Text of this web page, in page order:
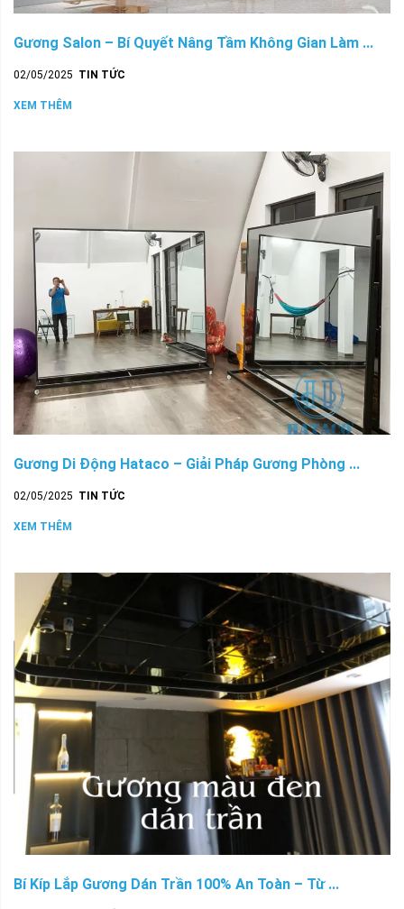
Gương Salon – Bí Quyết Nâng Tầm Không Gian Làm ...
02/05/2025 TIN TỨC
XEM THÊM
Gương Di Động Hataco – Giải Pháp Gương Phòng ...
02/05/2025 TIN TỨC
XEM THÊM
Bí Kíp Lắp Gương Dán Trần 100% An Toàn – Từ ...